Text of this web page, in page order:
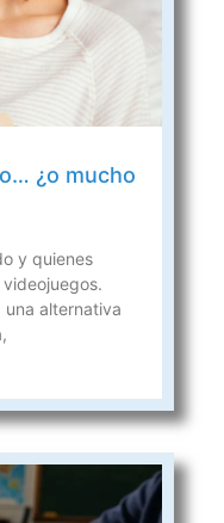
¿o mucho
y quienes
una alternativa